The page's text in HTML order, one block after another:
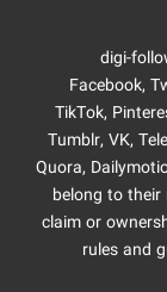
digi-
Facebook,
TikTok,
Tumblr, VK,
Quora,
belong to their
claim or
rules and